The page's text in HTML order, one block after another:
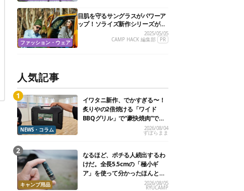
ファッション・ウェア
目肌を守るサングラスがパワーア
ップ！ソライズ新作シリーズがさ
らに進化してタフになったぞ2025/05/05
CAMP HACK 編集部
PR
人気記事
NEWS・コラム
イワタニ新作、でかすぎる〜！
炙りやの2倍焼ける「ワイド
BBQグリル」で“豪快焼肉”でき
2026/08/04
ずぼらまま
キャンプ用品
なるほど、ポチる人続出するわ
けだ。全長5.5cmの「極小ギ
ア」を使って分かったほんとの
2026/08/05
RYUCAMP